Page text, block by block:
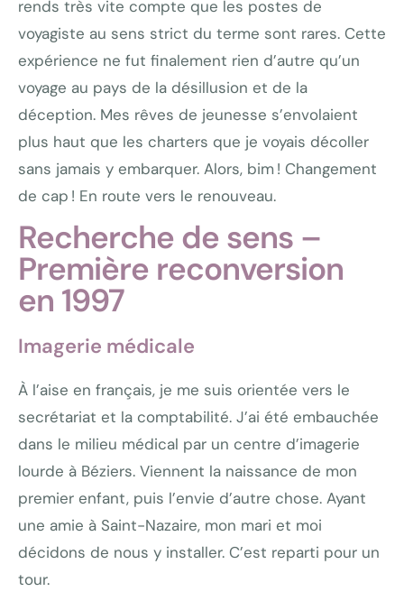
rends très vite compte que les postes de
voyagiste au sens strict du terme sont rares. Cette
expérience ne fut finalement rien d’autre qu’un
voyage au pays de la désillusion et de la
déception. Mes rêves de jeunesse s’envolaient
plus haut que les charters que je voyais décoller
sans jamais y embarquer. Alors, bim ! Changement
de cap ! En route vers le renouveau.
Recherche de sens –
Première reconversion
en 1997
Imagerie médicale
À l’aise en français, je me suis orientée vers le
secrétariat et la comptabilité. J’ai été embauchée
dans le milieu médical par un centre d’imagerie
lourde à Béziers. Viennent la naissance de mon
premier enfant, puis l’envie d’autre chose. Ayant
une amie à Saint-Nazaire, mon mari et moi
décidons de nous y installer. C’est reparti pour un
tour.